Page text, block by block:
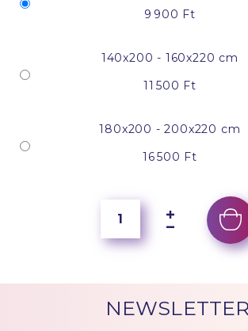
9 900 Ft
140x200 - 160x220 cm
11 500 Ft
180x200 - 200x220 cm
16 500 Ft
NEWSLETTER